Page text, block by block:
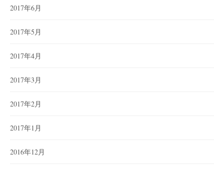
2017年6月
2017年5月
2017年4月
2017年3月
2017年2月
2017年1月
2016年12月